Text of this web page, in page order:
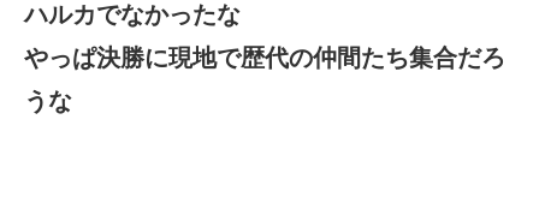
ハルカでなかったな
やっぱ決勝に現地で歴代の仲間たち集合だろ
うな